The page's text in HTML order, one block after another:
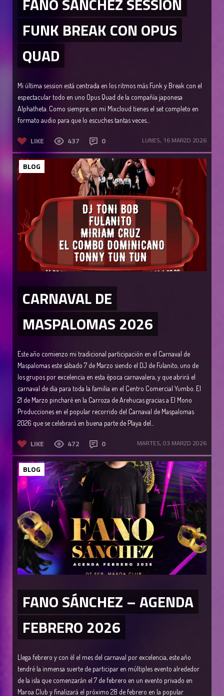
FUNK BREAK CON OPUS
QUAD
Mi última session está centrada en los ritmos más Funk y Break con el
espectacular todo en uno Opus Quad de la compañía japonesa
Alphatheta. Como siempre, en mi Mixcloud tienes el set completo en
formato audio para que lo escuches tantas veces...
LIKE 437 0 LUNES, 16 MARZO 2026
BLOG
CARNAVAL DE
MASPALOMAS 2026
Este año comienzo mi tradicional participación en el Carnaval de
Maspalomas este sábado 7 de Marzo siendo el DJ de Fulanito, uno de
los grupos por excelencia en esta época carnavalera, y que abrirá el
carnaval de día para toda la familia en el Centro Comercial Yumbo. El
21 de Marzo pincharé en la Carroza de Arehucas gracias a El Mono
Producciones en el popular recorrido del Carnaval de Maspalomas
2026 que se celebrará en buena parte de Playa del...
LIKE 472 0 MARTES, 03 MARZO 2026
BLOG
FANO SÁNCHEZ – AGENDA
FEBRERO 2026
Llega febrero y con él el mes del carnaval por excelencia, este año
tendré la inmensa suerte de participar en múltiples evento alrededor
de la isla que comenzarán el 7 de febrero en un evento privado en
Maroa Club y finalizará el próximo 28 de febrero en la popular